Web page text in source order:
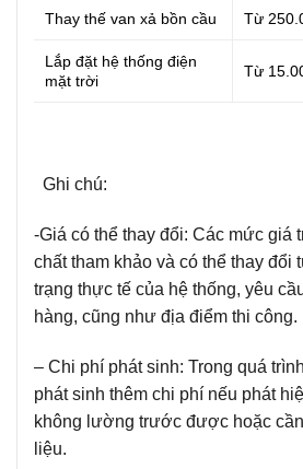
Thay thế van xả bồn cầu Từ
Lắp đặt hệ thống điện
mặt trời
Từ
Ghi chú:
-Giá có thể thay đổi: Các mức giá
chất tham khảo và có thể thay đổi
trạng thực tế của hệ thống, yêu
hàng, cũng như địa điểm thi công.
– Chi phí phát sinh: Trong quá
phát sinh thêm chi phí nếu phát
không lường trước được hoặc
liệu.